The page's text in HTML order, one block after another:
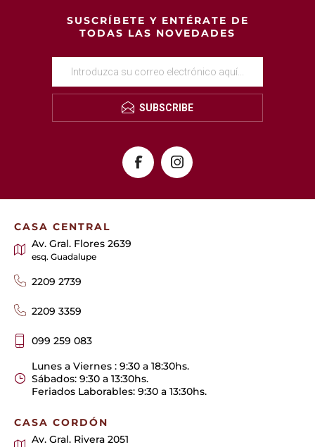
SUSCRÍBETE Y ENTÉRATE DE
TODAS LAS NOVEDADES
SUBSCRIBE
CASA CENTRAL
Av. Gral. Flores 2639
esq. Guadalupe
2209 2739
2209 3359
099 259 083
Lunes a Viernes : 9:30 a 18:30hs.
Sábados: 9:30 a 13:30hs.
Feriados Laborables: 9:30 a 13:30hs.
CASA CORDÓN
Av. Gral. Rivera 2051